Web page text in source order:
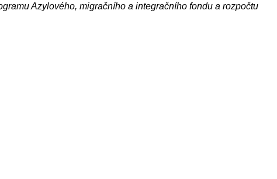
Azylového, migračního a integračního fondu a rozpočtu